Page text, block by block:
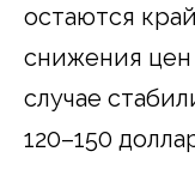
остаются
снижения цен
случае
120–150